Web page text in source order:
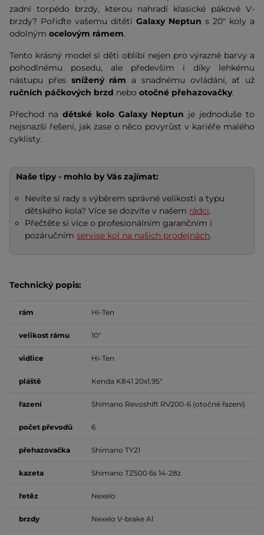
zadní torpédo brzdy, kterou nahradí klasické pákové V-
brzdy? Pořiďte vašemu dítěti Galaxy Neptun s 20" koly a
odolným ocelovým rámem.
Tento krásný model si děti oblíbí nejen pro výrazné barvy a
pohodlnému posedu, ale především i díky lehkému
nástupu přes snížený rám a snadnému ovládání, ať už
ručních páčkových brzd nebo otočné přehazovačky.
Přechod na dětské kolo Galaxy Neptun je jednoduše to
nejsnazší řešení, jak zase o něco povyrůst v kariéře malého
cyklisty.
Naše tipy - mohlo by Vás zajímat:
Nevíte si rady s výběrem správné velikosti a typu
dětského kola? Více se dozvíte v našem rádci.
Přečtěte si více o profesionálním garančním i
pozáručnímservise kol na našich prodejnách.
Technický popis:
rám Hi-Ten
velikost rámu 10"
vidlice Hi-Ten
pláště Kenda K841 20x1,95"
řazení Shimano Revoshift RV200-6 (otočné řazení)
počet převodů 6
přehazovačka Shimano TY21
kazeta Shimano TZ500 6s 14-28z
řetěz Nexelo
brzdy Nexelo V-brake Al